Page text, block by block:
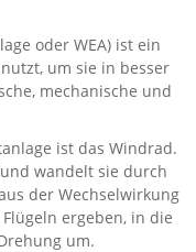
oder WEA) ist ein
um sie in besser
mechanische und
ist das Windrad.
wandelt sie durch
der Wechselwirkung
ergeben, in die
um.